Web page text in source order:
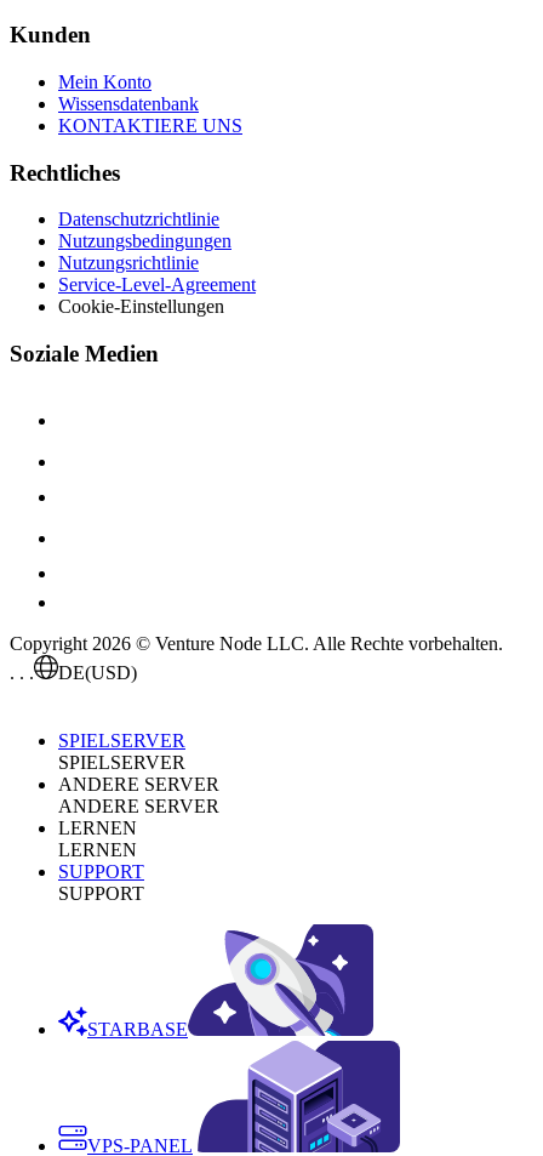
Kunden
Mein Konto
Wissensdatenbank
KONTAKTIERE UNS
Rechtliches
Datenschutzrichtlinie
Nutzungsbedingungen
Nutzungsrichtlinie
Service-Level-Agreement
Cookie-Einstellungen
Soziale Medien
Copyright 2026 © Venture Node LLC. Alle Rechte vorbehalten.
. . .
DE(USD)
SPIELSERVER
SPIELSERVER
ANDERE SERVER
ANDERE SERVER
LERNEN
LERNEN
SUPPORT
SUPPORT
STARBASE
VPS-PANEL